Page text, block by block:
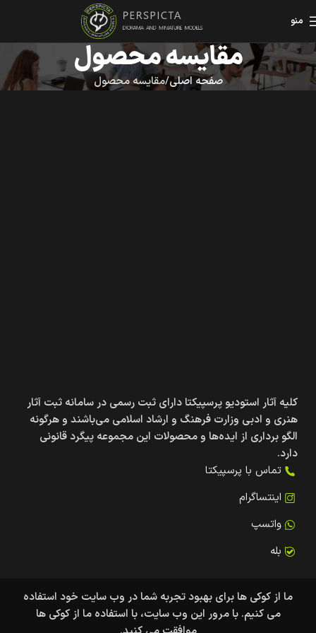
منو
مقایسه محصول
صفحه اصلی مقایسه محصول
کلیه آثار استودیو پرسپیکتا دارای ثبت رسمی در سامانه ثبت آثار
هنری و ادبی وزارت فرهنگ و ارشاد اسلامی می‌باشند و هرگونه
الگو برداری از ایده‌ها و محصولات این مجموعه پیگرد قانونی
دارد.
تماس با پرسپیکتا
اینتساگرام
واتسپ
بله
ما از کوکی ها برای بهبود تجربه شما در وب سایت خود استفاده
می کنیم. با مرور این وب سایت، با استفاده ما از کوکی ها
علاقه مندی ها